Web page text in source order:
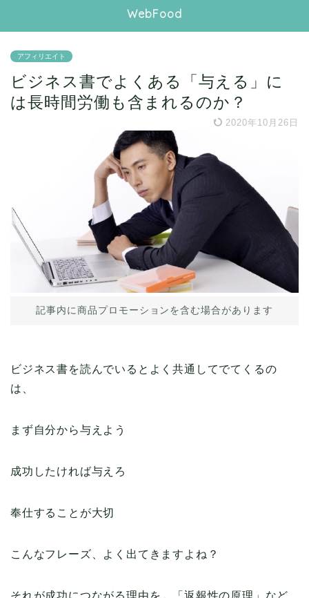
WebFood
アフィリエイト
ビジネス書でよくある「与える」に
は長時間労働も含まれるのか？
2020年10月26日
記事内に商品プロモーションを含む場合があります
ビジネス書を読んでいるとよく共通してでてくるの
は、
まず自分から与えよう
成功したければ与えろ
奉仕することが大切
こんなフレーズ、よく出てきますよね？